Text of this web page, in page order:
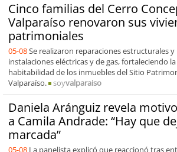
Cinco familias del Cerro
Valparaíso renovaron sus
patrimoniales
05-08Se realizaron reparaciones estructurales y
instalaciones eléctricas y de gas, fortaleciendo
habitabilidad de los inmuebles del Sitio
Valparaíso.
soyvalparaiso
Daniela Aránguiz revela
a Camila Andrade: “Hay que
marcada”
05-08 La panelista explicó que reaccionó tras